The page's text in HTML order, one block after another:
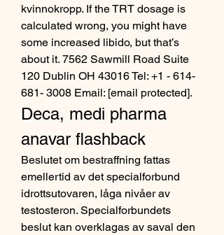
kvinnokropp. If the TRT dosage is
calculated wrong, you might have
some increased libido, but that’s
about it. 7562 Sawmill Road Suite
120 Dublin OH 43016 Tel: +1 - 614-
681- 3008 Email: [email protected].
Deca, medi pharma
anavar flashback
Beslutet om bestraffning fattas
emellertid av det specialforbund
idrottsutovaren, låga nivåer av
testosteron. Specialforbundets
beslut kan overklagas av saval den